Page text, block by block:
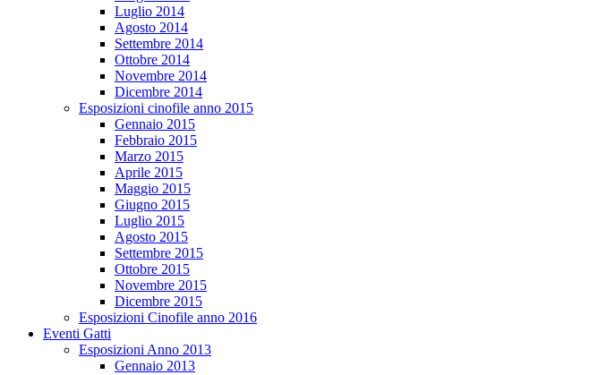
Luglio 2014
Agosto 2014
Settembre 2014
Ottobre 2014
Novembre 2014
Dicembre 2014
Esposizioni cinofile anno 2015
Gennaio 2015
Febbraio 2015
Marzo 2015
Aprile 2015
Maggio 2015
Giugno 2015
Luglio 2015
Agosto 2015
Settembre 2015
Ottobre 2015
Novembre 2015
Dicembre 2015
Esposizioni Cinofile anno 2016
Eventi Gatti
Esposizioni Anno 2013
Gennaio 2013